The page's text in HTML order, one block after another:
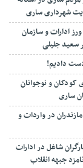
شهرداری ساری
ادارات و سازمان
سعید جلیلی
دست دادیم!
و نوجوانان
ساری
در واردات و
شاغل در ادارات
جبهه انقلاب